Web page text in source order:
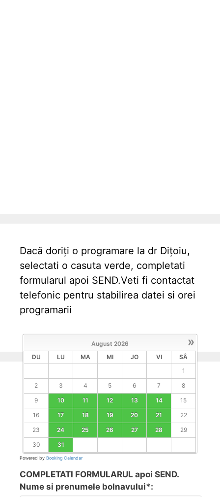
Dacă doriți o programare la dr Dițoiu,
selectati o casuta verde, completati
formularul apoi SEND.Veti fi contactat
telefonic pentru stabilirea datei si orei
programarii
»
August 2026
DU
LU MA MI JO VI
SÂ
1
2
3 4 5 6 7
8
9
10 11 12 13 14
15
16
17 18 19 20 21
22
23
24 25 26 27 28
29
30
31
Powered by Booking Calendar
COMPLETATI FORMULARUL apoi SEND.
Nume si prenumele bolnavului*: